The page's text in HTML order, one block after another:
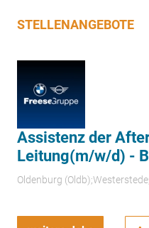
STELLENANGEBOTE
Assistenz der
Leitung(m/w/d) -
Oldenburg